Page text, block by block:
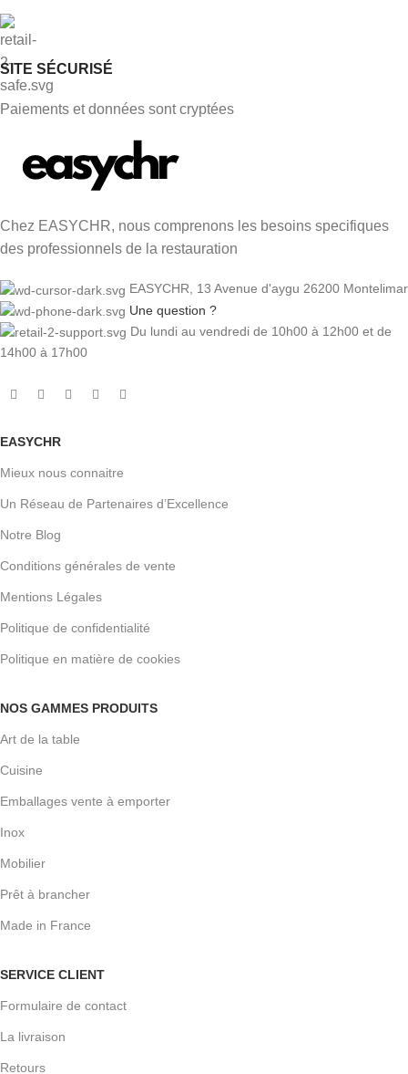
SITE SÉCURISÉ
Paiements et données sont cryptées
Chez EASYCHR, nous comprenons les besoins specifiques
des professionnels de la restauration
EASYCHR, 13 Avenue d'aygu 26200 Montelimar
Une question ?
Du lundi au vendredi de 10h00 à 12h00 et de
14h00 à 17h00
EASYCHR
Mieux nous connaitre
Un Réseau de Partenaires d’Excellence
Notre Blog
Conditions générales de vente
Mentions Légales
Politique de confidentialité
Politique en matière de cookies
NOS GAMMES PRODUITS
Art de la table
Cuisine
Emballages vente à emporter
Inox
Mobilier
Prêt à brancher
Made in France
SERVICE CLIENT
Formulaire de contact
La livraison
Retours